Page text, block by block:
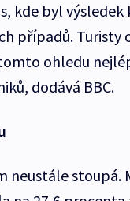
kde byl
případů.
ohledu
dodává BBC.
neustále stoupá.